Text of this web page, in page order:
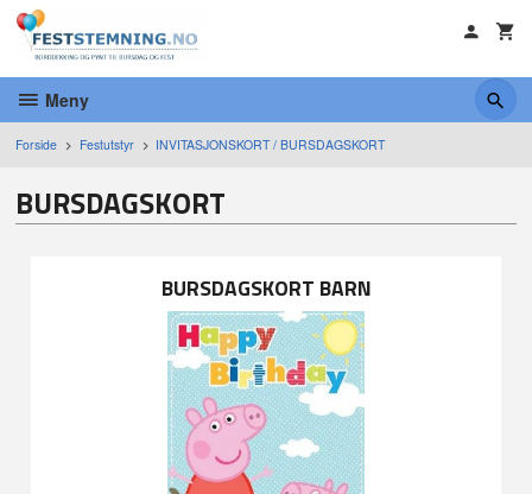
Gå
innholdet
Meny
Forside Festutstyr INVITASJONSKORT / BURSDAGSKORT
BURSDAGSKORT
BURSDAGSKORT BARN